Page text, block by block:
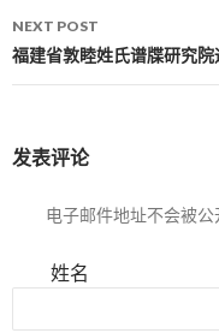
NEXT POST
福建省敦睦姓氏谱牒研究
发表评论
电子邮件地址不会被公
姓名